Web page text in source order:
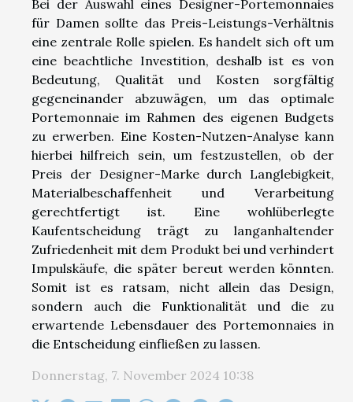
Bei der Auswahl eines Designer-Portemonnaies
für Damen sollte das Preis-Leistungs-Verhältnis
eine zentrale Rolle spielen. Es handelt sich oft um
eine beachtliche Investition, deshalb ist es von
Bedeutung, Qualität und Kosten sorgfältig
gegeneinander abzuwägen, um das optimale
Portemonnaie im Rahmen des eigenen Budgets
zu erwerben. Eine Kosten-Nutzen-Analyse kann
hierbei hilfreich sein, um festzustellen, ob der
Preis der Designer-Marke durch Langlebigkeit,
Materialbeschaffenheit und Verarbeitung
gerechtfertigt ist. Eine wohlüberlegte
Kaufentscheidung trägt zu langanhaltender
Zufriedenheit mit dem Produkt bei und verhindert
Impulskäufe, die später bereut werden könnten.
Somit ist es ratsam, nicht allein das Design,
sondern auch die Funktionalität und die zu
erwartende Lebensdauer des Portemonnaies in
die Entscheidung einfließen zu lassen.
Donnerstag, 7. November 2024 10:38